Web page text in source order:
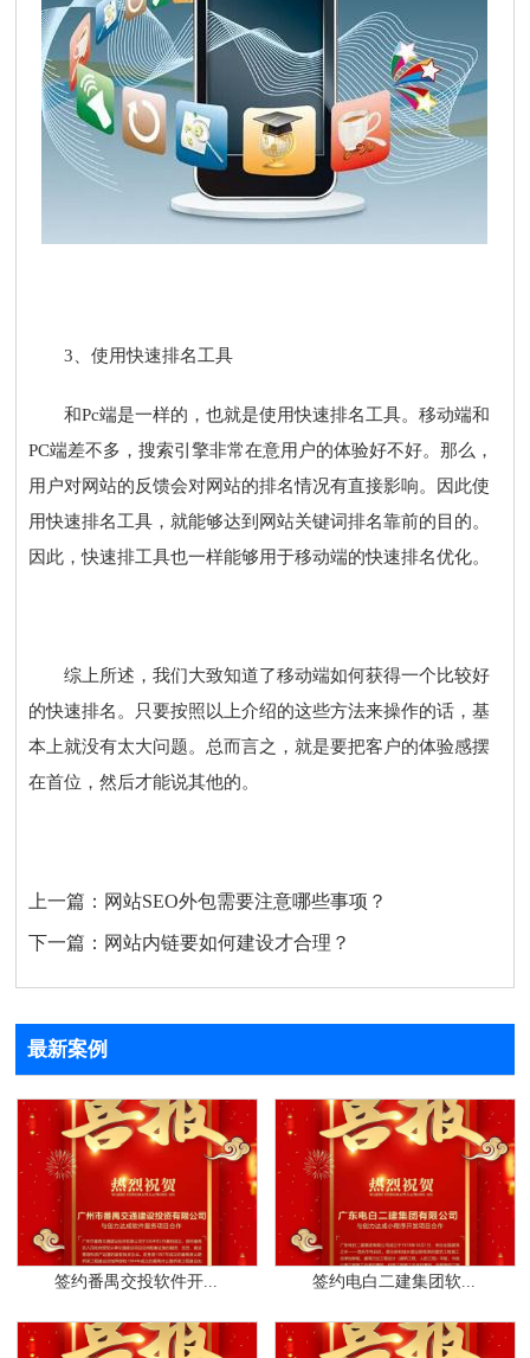
3、使用快速排名工具
和Pc端是一样的，也就是使用快速排名工具。移动端和
PC端差不多，搜索引擎非常在意用户的体验好不好。那么，
用户对网站的反馈会对网站的排名情况有直接影响。因此使
用快速排名工具，就能够达到网站关键词排名靠前的目的。
因此，快速排工具也一样能够用于移动端的快速排名优化。
综上所述，我们大致知道了移动端如何获得一个比较好
的快速排名。只要按照以上介绍的这些方法来操作的话，基
本上就没有太大问题。总而言之，就是要把客户的体验感摆
在首位，然后才能说其他的。
上一篇： 网站SEO外包需要注意哪些事项？
下一篇： 网站内链要如何建设才合理？
最新案例
签约番禺交投软件开... 签约电白二建集团软...